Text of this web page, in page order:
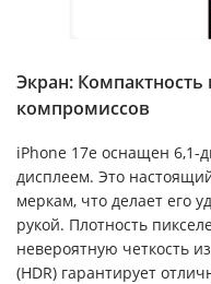
Экран: Компактность
компромиссов
iPhone 17e оснащен 6,1-
дисплеем. Это
меркам, что делает его
рукой. Плотность
невероятную четкость
(HDR) гарантирует